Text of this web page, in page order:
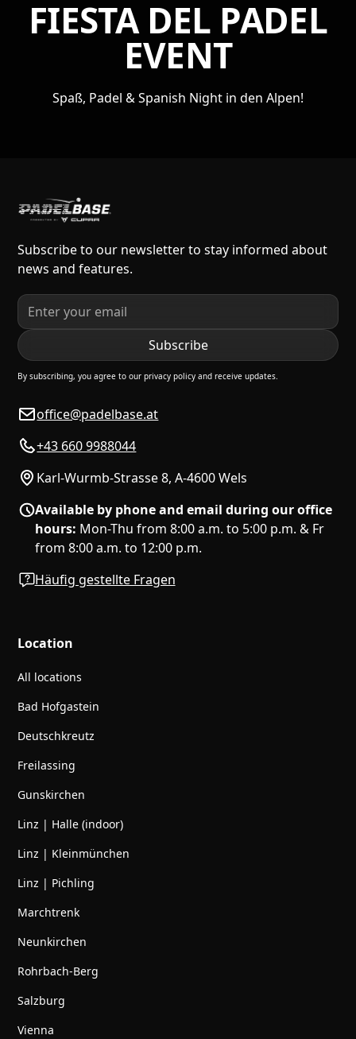
FIESTA DEL PADEL
EVENT
Spaß, Padel & Spanish Night in den Alpen!
Subscribe to our newsletter to stay informed about
news and features.
By subscribing, you agree to our privacy policy and receive updates.
office@padelbase.at
+43 660 9988044
Karl-Wurmb-Strasse 8, A-4600 Wels
Available by phone and email during our office
hours: Mon-Thu from 8:00 a.m. to 5:00 p.m. & Fr
from 8:00 a.m. to 12:00 p.m.
Häufig gestellte Fragen
Location
All locations
Bad Hofgastein
Deutschkreutz
Freilassing
Gunskirchen
Linz | Halle (indoor)
Linz | Kleinmünchen
Linz | Pichling
Marchtrenk
Neunkirchen
Rohrbach-Berg
Salzburg
Vienna